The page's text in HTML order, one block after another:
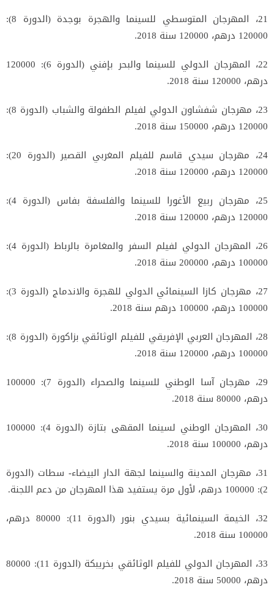
21، المهرجان المتوسطي للسينما والهجرة بوجدة (الدورة 8):
120000 درهم، 120000 سنة 2018.
22، المهرجان الدولي للسينما والبحر بإفني (الدورة 6): 120000
درهم، 120000 سنة 2018.
23، مهرجان شفشاون الدولي لفيلم الطفولة والشباب (الدورة 8):
120000 درهم، 150000 سنة 2018.
24، مهرجان سيدي قاسم للفيلم المغربي القصير (الدورة 20):
120000 درهم، 120000 سنة 2018.
25، مهرجان ربيع الأغورا للسينما والفلسفة بفاس (الدورة 4):
120000 درهم، 120000 سنة 2018.
26، المهرجان الدولي لفيلم السفر والمغامرة بالرباط (الدورة 4):
100000 درهم، 200000 سنة 2018.
27، مهرجان كازا السينمائي الدولي للهجرة والاندماج (الدورة 3):
100000 درهم، 100000 درهم سنة 2018.
28، المهرجان العربي الإفريقي للفيلم الوثائقي بزاكورة (الدورة 8):
100000 درهم، 120000 سنة 2018.
29، مهرجان آسا الوطني للسينما والصحراء (الدورة 7): 100000
درهم، 80000 سنة 2018.
30، المهرجان الوطني لسينما المقهى بتازة (الدورة 4): 100000
درهم، 100000 سنة 2018.
31، مهرجان المدينة والسينما لجهة الدار البيضاء- سطات (الدورة
2): 100000 درهم، لأول مرة يستفيد هذا المهرجان من دعم اللجنة.
32، الخيمة السينمائية بسيدي بنور (الدورة 11): 80000 درهم،
100000 سنة 2018.
33، المهرجان الدولي للفيلم الوثائقي بخريبكة (الدورة 11): 80000
درهم، 50000 سنة 2018.